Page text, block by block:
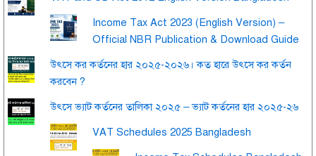
Income Tax Act 2023 (English Version) –
Official NBR Publication & Download Guide
উৎসে কর কর্তনের হার ২০২৫-২০২৬। কত হারে উৎসে কর কর্তন
করবেন ?
উৎসে ভ্যাট কর্তনের তালিকা ২০২৫ – ভ্যাট কর্তনের হার ২০২৫-২৬
VAT Schedules 2025 Bangladesh